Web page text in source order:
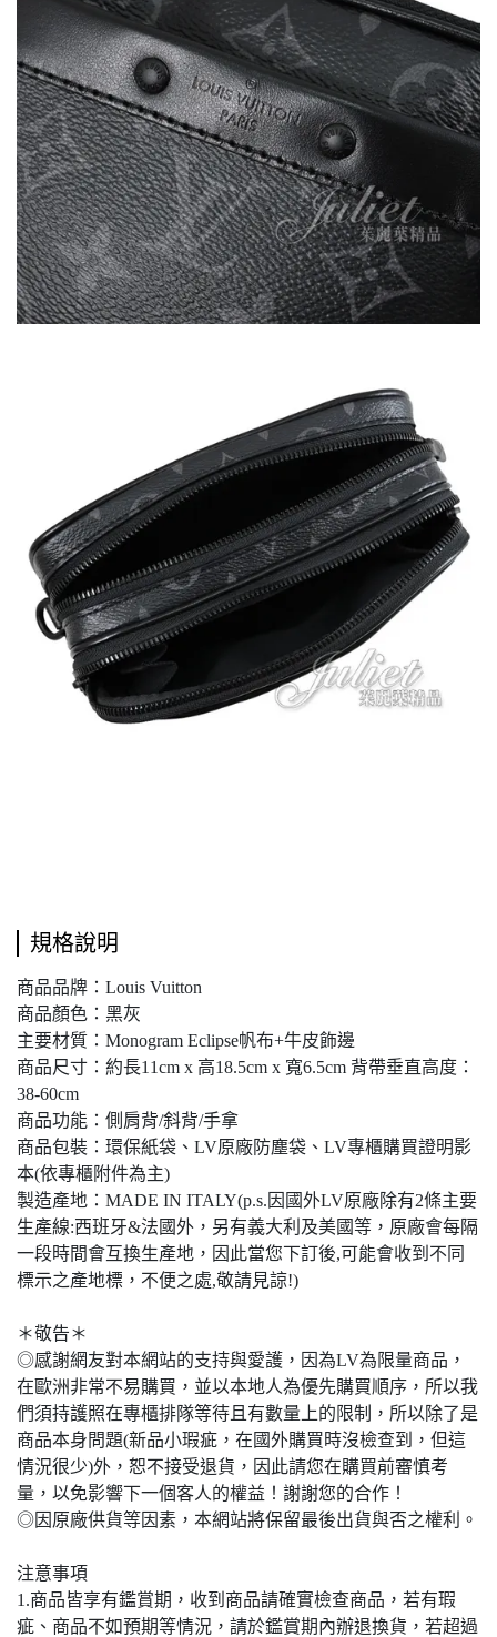
規格說明
商品品牌：Louis Vuitton
商品顏色：黑灰
主要材質：Monogram Eclipse帆布+牛皮飾邊
商品尺寸：約長11cm x 高18.5cm x 寬6.5cm 背帶垂直高度：
38-60cm
商品功能：側肩背/斜背/手拿
商品包裝：環保紙袋、LV原廠防塵袋、LV專櫃購買證明影
本(依專櫃附件為主)
製造產地：MADE IN ITALY(p.s.因國外LV原廠除有2條主要
生產線:西班牙&法國外，另有義大利及美國等，原廠會每隔
一段時間會互換生產地，因此當您下訂後,可能會收到不同
標示之產地標，不便之處,敬請見諒!)
＊敬告＊
◎感謝網友對本網站的支持與愛護，因為LV為限量商品，
在歐洲非常不易購買，並以本地人為優先購買順序，所以我
們須持護照在專櫃排隊等待且有數量上的限制，所以除了是
商品本身問題(新品小瑕疵，在國外購買時沒檢查到，但這
情況很少)外，恕不接受退貨，因此請您在購買前審慎考
量，以免影響下一個客人的權益！謝謝您的合作！
◎因原廠供貨等因素，本網站將保留最後出貨與否之權利。
注意事項
1.商品皆享有鑑賞期，收到商品請確實檢查商品，若有瑕
疵、商品不如預期等情況，請於鑑賞期內辦退換貨，若超過